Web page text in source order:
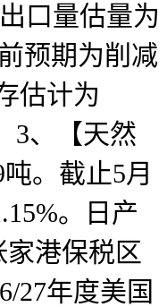
口量估量为
预期为削减
估计为
3、【天然
。截止5月
。日产
家港保税区
27年度美国